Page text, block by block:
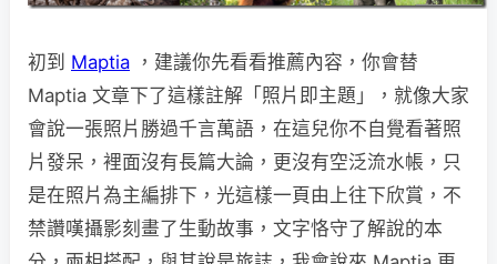
初到 Maptia ，建議你先看看推薦內容，你會替
Maptia 文章下了這樣註解「照片即主題」，就像大家
會說一張照片勝過千言萬語，在這兒你不自覺看著照
片發呆，裡面沒有長篇大論，更沒有空泛流水帳，只
是在照片為主編排下，光這樣一頁由上往下欣賞，不
禁讚嘆攝影刻畫了生動故事，文字恪守了解說的本